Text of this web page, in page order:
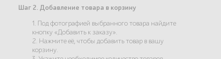
Шаг 2. Добавление товара в корзину
1. Под фотографией выбранного товара найдите
кнопку «Добавить к заказу».
2. Нажмите её, чтобы добавить товар в вашу
корзину.